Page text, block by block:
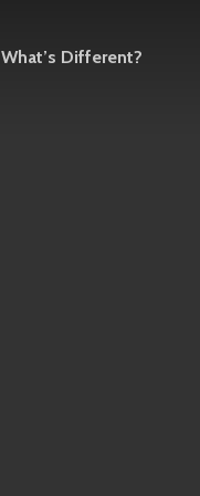
What’s Different?